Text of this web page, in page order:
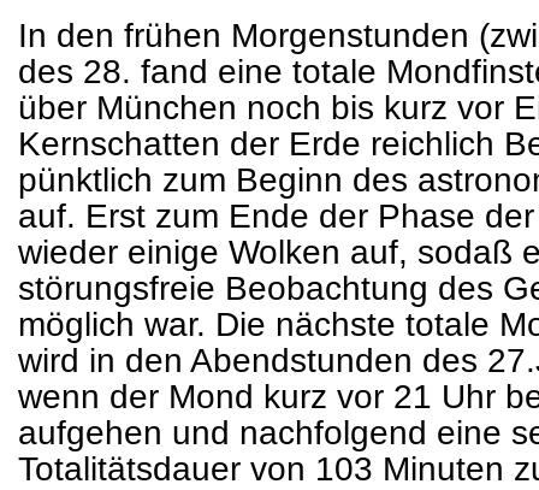
In den frühen Morgenstunden
des 28. fand eine totale
über München noch bis kurz vor
Kernschatten der Erde reichlich
pünktlich zum Beginn des
auf. Erst zum Ende der Phase
wieder einige Wolken auf, sodaß
störungsfreie Beobachtung des
möglich war. Die nächste totale
wird in den Abendstunden des
wenn der Mond kurz vor 21 Uhr
aufgehen und nachfolgend eine
Totalitätsdauer von 103 Minuten